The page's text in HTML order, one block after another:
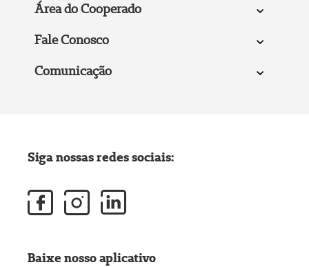
Área do Cooperado
Fale Conosco
Comunicação
Siga nossas redes sociais:
Baixe nosso aplicativo